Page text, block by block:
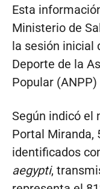
Esta
Ministerio de
la sesión inicial
Deporte de la
Popular
Según indicó el
Portal Miranda,
identificados
aegypti,